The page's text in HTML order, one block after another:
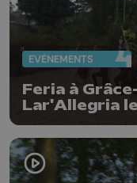
EVÈNEMENTS
Feria à
Lar'Allegria